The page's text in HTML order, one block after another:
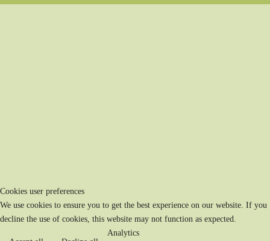
Cookies user preferences
We use cookies to ensure you to get the best experience on our website. If you
decline the use of cookies, this website may not function as expected.
Analytics